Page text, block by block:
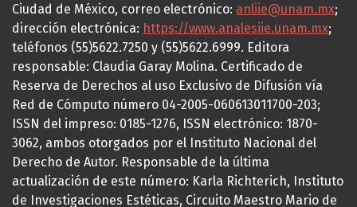
Ciudad de México, correo electrónico: anliie@unam.mx;
dirección electrónica: https://www.analesiie.unam.mx;
teléfonos (55)5622.7250 y (55)5622.6999. Editora
responsable: Claudia Garay Molina. Certificado de
Reserva de Derechos al uso Exclusivo de Difusión vía
Red de Cómputo número 04-2005-060613011700-203;
ISSN del impreso: 0185-1276, ISSN electrónico: 1870-
3062, ambos otorgados por el Instituto Nacional del
Derecho de Autor. Responsable de la última
actualización de este número: Karla Richterich, Instituto
de Investigaciones Estéticas, Circuito Maestro Mario de